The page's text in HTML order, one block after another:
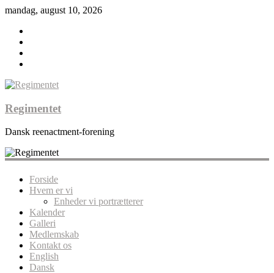
mandag, august 10, 2026
Regimentet
Dansk reenactment-forening
Forside
Hvem er vi
Enheder vi portrætterer
Kalender
Galleri
Medlemskab
Kontakt os
English
Dansk